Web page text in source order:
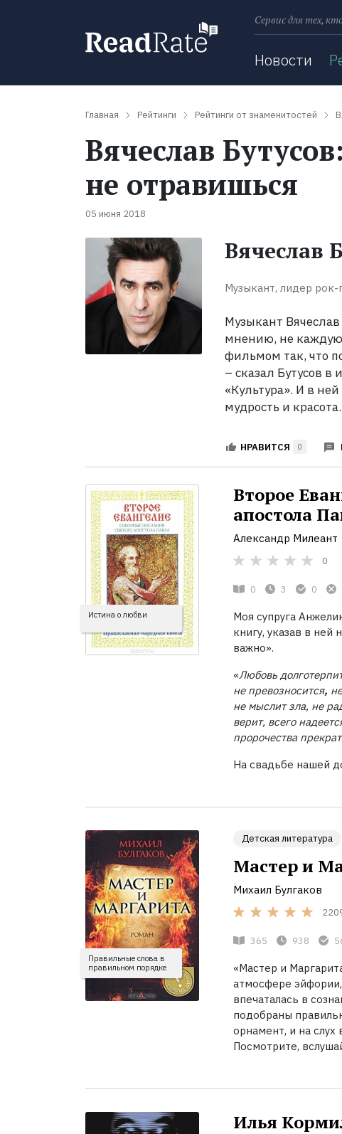
Сервис для тех,
Новости
Главная Рейтинги Рейтинги от знаменитостей
Вячеслав
не отравишься
05 июня 2018
Вячеслав
Музыкант, лидер
Музыкант Вячеслав
мнению, не каждую
фильмом так, что
– сказал Бутусов
«Культура». И в
мудрость и красота.
НРАВИТСЯ 0
Истина о любви
Второе
апостола
Александр Милеант
0
0 3 0
Моя супруга
книгу, указав в ней
важно».
«Любовь
не превозносится, не
не мыслит зла, не
верит, всего
пророчества
На свадьбе нашей
Правильные слова в
правильном порядке
Детская литература
Мастер и
Михаил Булгаков
365 938
«Мастер и
атмосфере
впечаталась в
подобраны
орнамент, и на
Посмотрите,
Илья